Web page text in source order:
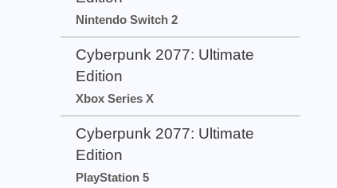
Nintendo Switch 2
Cyberpunk 2077: Ultimate
Edition
Xbox Series X
Cyberpunk 2077: Ultimate
Edition
PlayStation 5